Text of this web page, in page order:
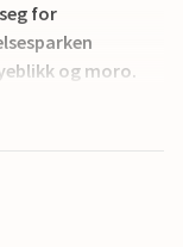
for
og moro.
Kornati.
som er kjent